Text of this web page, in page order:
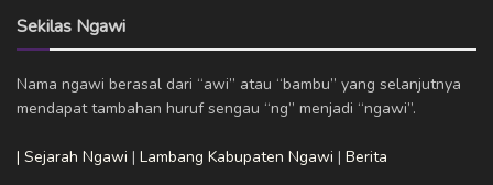
Sekilas Ngawi
Nama ngawi berasal dari “awi” atau “bambu” yang selanjutnya
mendapat tambahan huruf sengau “ng” menjadi “ngawi”.
| Sejarah Ngawi | Lambang Kabupaten Ngawi | Berita